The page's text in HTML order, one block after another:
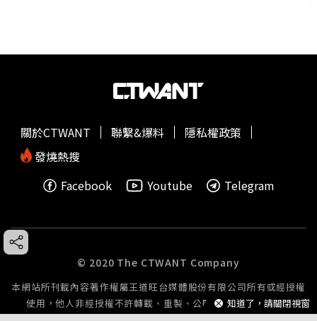
知道了，請關閉視窗
關於CTWANT 聯繫&爆料
隱私權政策
發燒熱搜
Facebook
Youtube Telegram
© 2020 The CTWANT Company
本網站所刊載內容著作權屬王道旺台媒體股份有限公司所有或經授權
使用，他人非經授權不許轉載、重製、公開播送或公開傳輸。